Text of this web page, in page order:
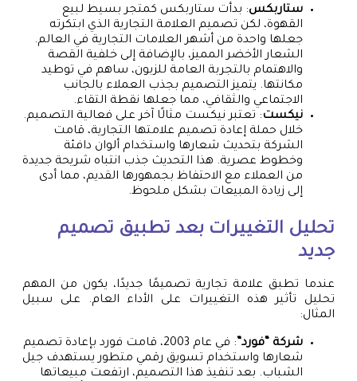
ستاربكس: بدأت ستاربكس كمتجر بسيط لبيع
القهوة، لكن تصميم العلامة التجارية الذي ابتكرته
جعلها واحدة من أشهر العلامات التجارية في العالم.
الشعار الأخضر المميز، بالإضافة إلى خلفية القصة
والاهتمام بالتجربة العامة للزبون، ساهم في توطيد
مكانتها. يتميز التصميم بجذب العملاء بالجانب
الاجتماعي والثقافي، مما جعلها نقطة التقاء.
نيكست: تعتبر نيكست مثالًا آخر على فعالية التصميم.
خلال حملة إعادة تصميم علامتها التجارية، قامت
الشركة بتحديث شعارها واستخدام ألوان دافئة
وخطوط عصرية. هذا التحديث جذب انتباه شريحة جديدة
من العملاء مع الاحتفاظ بجمهورها القديم، مما أدى
إلى زيادة المبيعات بشكل ملحوظ.
تحليل التغييرات بعد تطبيق تصميم
جديد
عندما تطبق علامة تجارية تصميمًا جديدًا، يكون من المهم
تحليل تأثير هذه التغييرات على الأداء العام. على سبيل
المثال:
شركة “فورد”
: في عام 2003، قامت فورد بإعادة تصميم
شعارها واستخدام تسويق رقمي متطور يستهدف جيل
الشباب. بعد تنفيذ هذا التصميم، ارتفعت مبيعاتها